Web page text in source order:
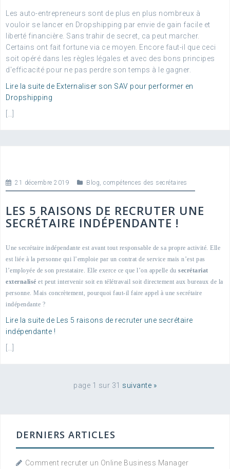
Les auto-entrepreneurs sont de plus en plus nombreux à
vouloir se lancer en Dropshipping par envie de gain facile et
liberté financière. Sans trahir de secret, ca peut marcher.
Certains ont fait fortune via ce moyen. Encore faut-il que ceci
soit opéré dans les règles légales et avec des bons principes
d'efficacité pour ne pas perdre son temps à le gagner.
Lire la suite de Externaliser son SAV pour performer en
Dropshipping
21 décembre 2019 Blog, compétences des secrétaires
LES 5 RAISONS DE RECRUTER UNE
SECRÉTAIRE INDÉPENDANTE !
Une secrétaire indépendante est avant tout responsable de sa propre activité. Elle
est liée à la personne qui l’emploie par un contrat de service mais n’est pas
l’employée de son prestataire. Elle exerce ce que l’on appelle du secrétariat
externalisé et peut intervenir soit en télétravail soit directement aux bureaux de la
personne. Mais concrètement, pourquoi faut-il faire appel à une secrétaire
indépendante ?
Lire la suite de Les 5 raisons de recruter une secrétaire
indépendante !
page 1 sur 31 suivante »
DERNIERS ARTICLES
Comment recruter un Online Business Manager